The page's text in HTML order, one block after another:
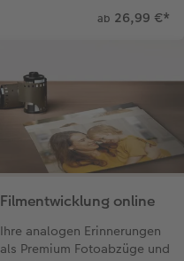
ab 26,99 €*
Filmentwicklung online
Ihre analogen Erinnerungen
als Premium Fotoabzüge und